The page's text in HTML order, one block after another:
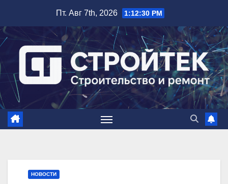
содержимому
Пт. Авг 7th, 2026 1:12:31 PM
НОВОСТИ